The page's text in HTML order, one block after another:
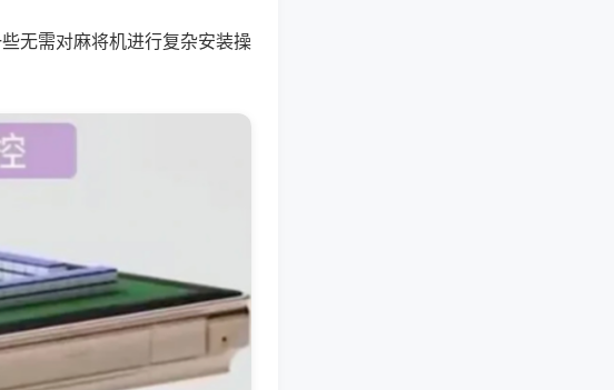
无需对麻将机进行复杂安装操